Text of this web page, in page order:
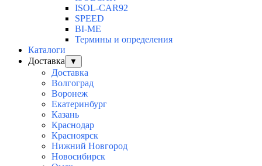
ISOL-CAR92
SPEED
BI-ME
Термины и определения
Каталоги
Доставка
▼
Доставка
Волгоград
Воронеж
Екатеринбург
Казань
Краснодар
Красноярск
Нижний Новгород
Новосибирск